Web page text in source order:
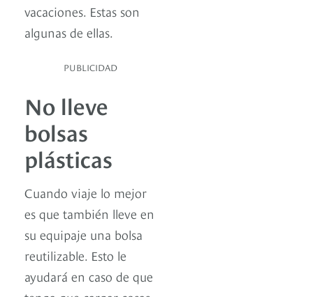
vacaciones. Estas son
algunas de ellas.
PUBLICIDAD
No lleve
bolsas
plásticas
Cuando viaje lo mejor
es que también lleve en
su equipaje una bolsa
reutilizable. Esto le
ayudará en caso de que